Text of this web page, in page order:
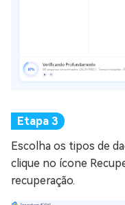
Escolha os tipos de
clique no ícone
recuperação.